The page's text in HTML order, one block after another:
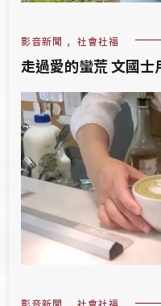
影音新聞 , 社會社福
走過愛的蠻荒 文國